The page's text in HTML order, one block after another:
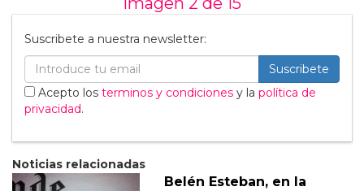
Suscribete a nuestra newsletter:
Suscribete
Acepto los terminos y condiciones y la política de
privacidad.
Noticias relacionadas
Belén Esteban, en la